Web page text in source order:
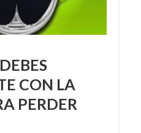
CON LA
PERDER